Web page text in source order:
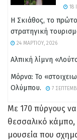
18
Η Σκιάθος, το
στρατηγική
24 ΜΑΡΤΊΟΥ, 2026
Αλπική λίμνη
Μόρνα: Το
Ολύμπου.
7
Με 170 πύργους
θεσσαλικό κάμπο,
μουσεία που